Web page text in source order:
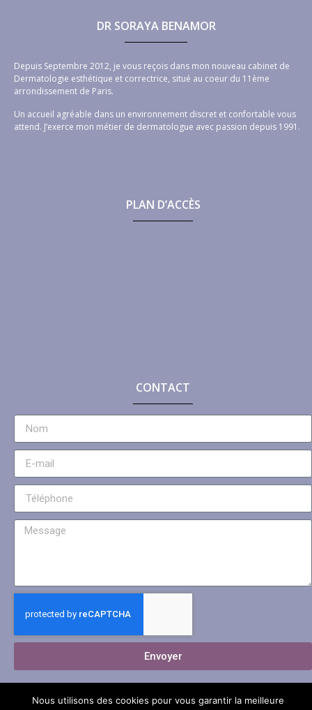
DR SORAYA BENAMOR
Depuis Septembre 2012, je vous reçois dans mon nouveau cabinet de
Dermatologie esthétique et correctrice, situé au coeur du 11ème
arrondissement de Paris.
Un accueil agréable dans un environnement discret et confortable vous
attend. J’exerce mon métier de dermatologue avec passion depuis 1991.
PLAN D’ACCÈS
CONTACT
Envoyer
Nous utilisons des cookies pour vous garantir la meilleure